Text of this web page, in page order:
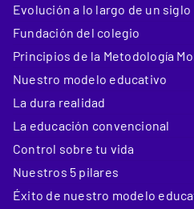
Evolución a lo largo de un siglo
Fundación del colegio
Principios de la Metodología
Nuestro modelo educativo
La dura realidad
La educación convencional
Control sobre tu vida
Nuestros 5 pilares
Éxito de nuestro modelo